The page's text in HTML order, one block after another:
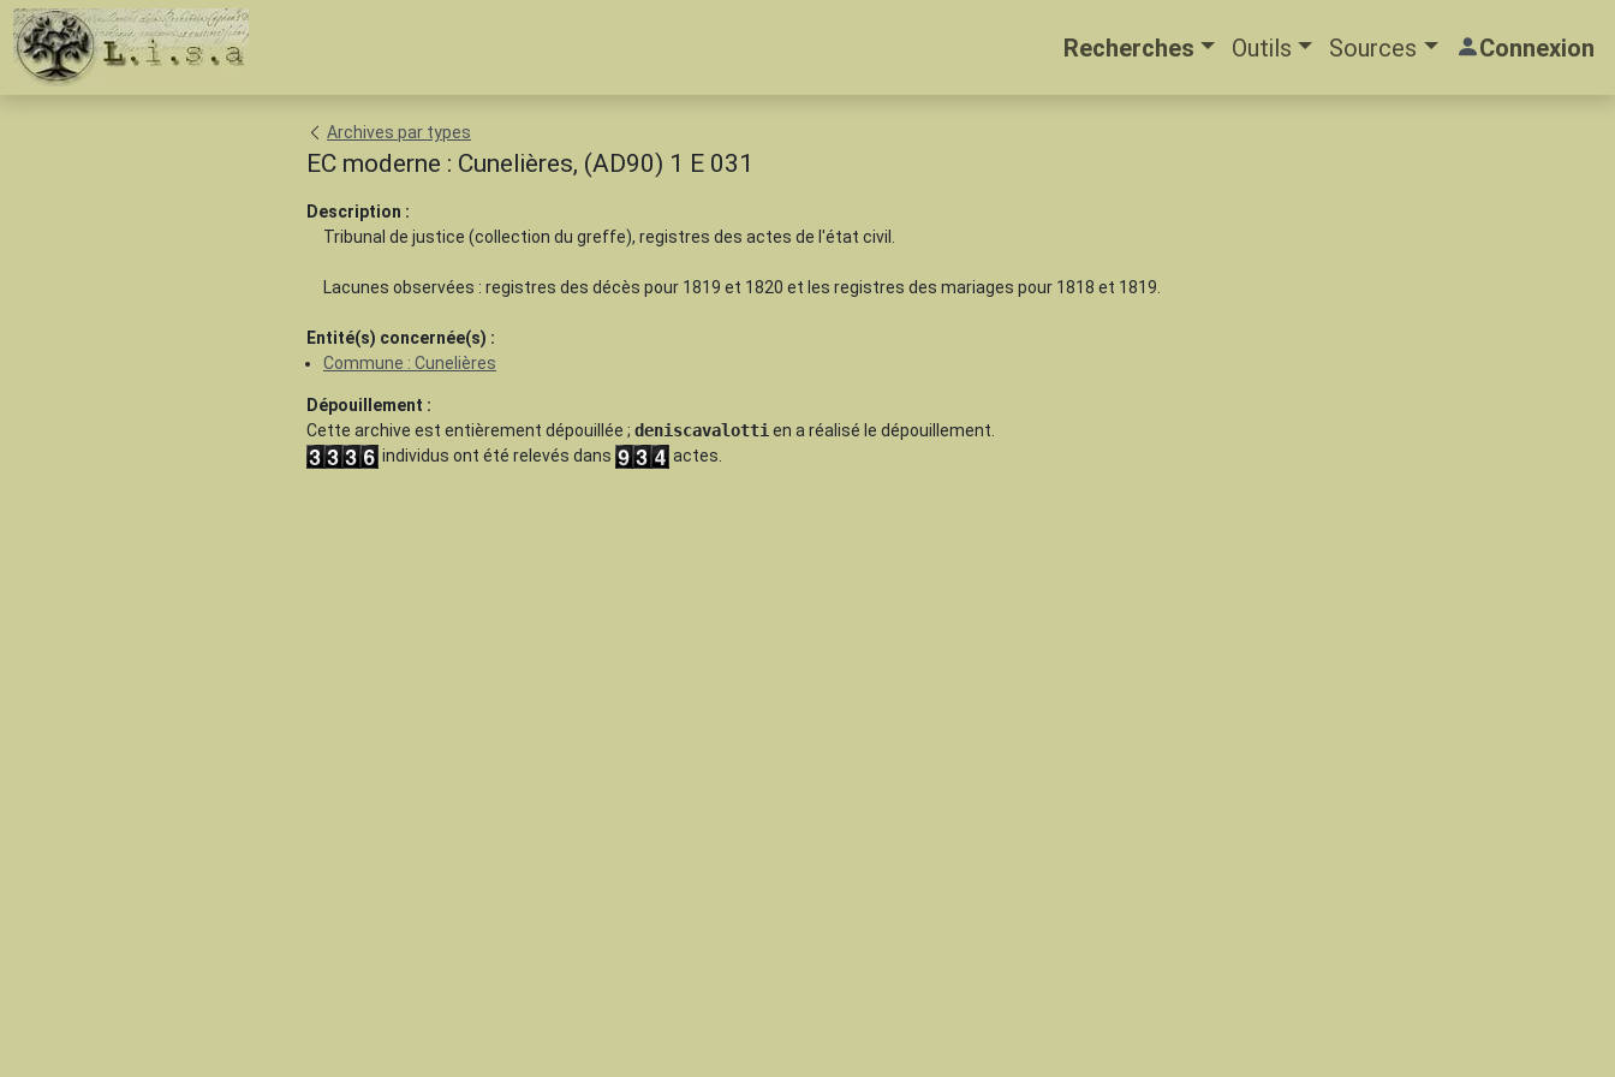
Recherches Outils Sources Connexion
Archives par types
EC moderne : Cunelières, (AD90) 1 E 031
Description :
Tribunal de justice (collection du greffe), registres des actes de l'état civil.
Lacunes observées : registres des décès pour 1819 et 1820 et les registres des mariages pour 1818 et 1819.
Entité(s) concernée(s) :
Commune : Cunelières
Dépouillement :
Cette archive est entièrement dépouillée ; deniscavalotti en a réalisé le dépouillement.
individus ont été relevés dans
actes.